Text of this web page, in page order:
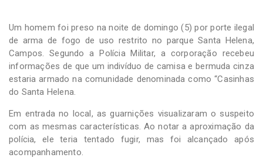
Um homem foi preso na noite de domingo (5) por porte ilegal
de arma de fogo de uso restrito no parque Santa Helena,
Campos. Segundo a Polícia Militar, a corporação recebeu
informações de que um indivíduo de camisa e bermuda cinza
estaria armado na comunidade denominada como “Casinhas
do Santa Helena.
Em entrada no local, as guarnições visualizaram o suspeito
com as mesmas características. Ao notar a aproximação da
polícia, ele teria tentado fugir, mas foi alcançado após
acompanhamento.